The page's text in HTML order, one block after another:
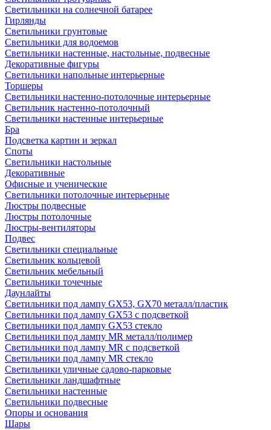
Светильники на солнечной батарее
Гирлянды
Светильники грунтовые
Светильники для водоемов
Светильники настенные, настольные, подвесные
Декоративные фигуры
Светильники напольные интерьерные
Торшеры
Светильники настенно-потолочные интерьерные
Светильник настенно-потолочный
Светильники настенные интерьерные
Бра
Подсветка картин и зеркал
Споты
Светильники настольные
Декоративные
Офисные и ученические
Светильники потолочные интерьерные
Люстры подвесные
Люстры потолочные
Люстры-вентиляторы
Подвес
Светильники специальные
Светильник кольцевой
Светильник мебельный
Светильники точечные
Даунлайты
Светильники под лампу GX53, GX70 металл/пластик
Светильники под лампу GX53 с подсветкой
Светильники под лампу GX53 стекло
Светильники под лампу MR металл/полимер
Светильники под лампу MR с подсветкой
Светильники под лампу MR стекло
Светильники уличные садово-парковые
Светильники ландшафтные
Светильники настенные
Светильники подвесные
Опоры и основания
Шары